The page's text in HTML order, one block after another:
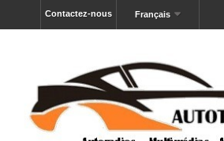
Français
Contactez-nous